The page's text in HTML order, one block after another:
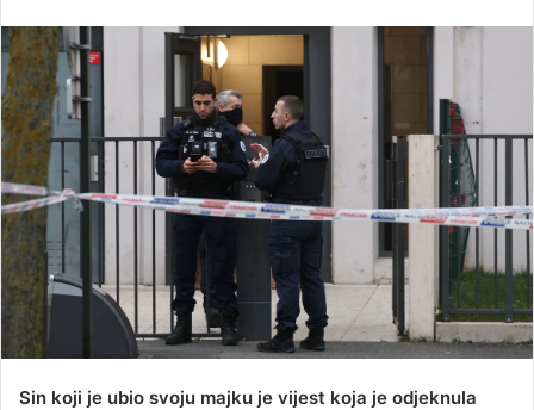
Sin koji je ubio svoju majku je vijest koja je odjeknula